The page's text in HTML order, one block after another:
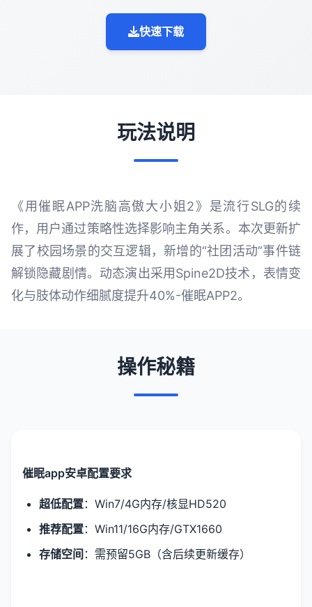
快速下载
玩法说明
《用催眠APP洗脑高傲大小姐2》是流行SLG的续
作，用户通过策略性选择影响主角关系。本次更新扩
展了校园场景的交互逻辑，新增的“社团活动”事件链
解锁隐藏剧情。动态演出采用Spine2D技术，表情变
化与肢体动作细腻度提升40%-催眠APP2。
操作秘籍
催眠app安卓配置要求
​超低配置​​：Win7/4G内存/核显HD520
​推荐配置​​：Win11/16G内存/GTX1660
​存储空间​ ​：需预留5GB（含后续更新缓存）